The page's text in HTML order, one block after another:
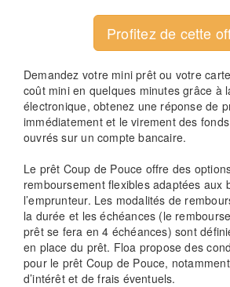
Profitez de cette
Demandez votre mini prêt ou votre
coût mini en quelques minutes grâce à
électronique, obtenez une réponse de
immédiatement et le virement des
ouvrés sur un compte bancaire.
Le prêt Coup de Pouce offre des
remboursement flexibles adaptées aux
l’emprunteur. Les modalités de
la durée et les échéances (le
prêt se fera en 4 échéances) sont
en place du prêt. Floa propose des
pour le prêt Coup de Pouce,
d’intérêt et de frais éventuels.